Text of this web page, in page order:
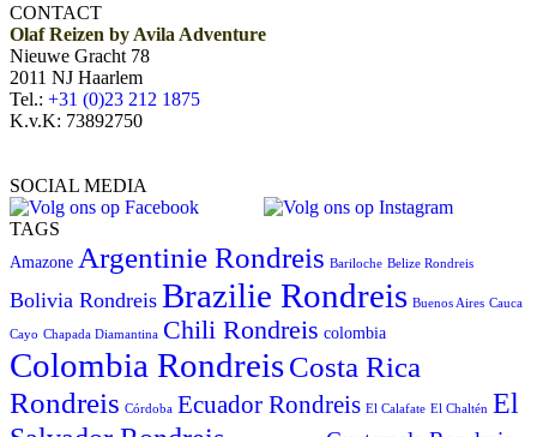
CONTACT
Olaf Reizen by Avila Adventure
Nieuwe Gracht 78
2011 NJ Haarlem
Tel.: +31 (0)23 212 1875
K.v.K: 73892750
SOCIAL MEDIA
TAGS
Amazone Argentinie Rondreis Bariloche Belize Rondreis
Bolivia Rondreis Brazilie Rondreis Buenos Aires Cauca
Cayo Chapada Diamantina Chili Rondreis colombia
Colombia RondreisCosta Rica
Rondreis Córdoba Ecuador Rondreis El Calafate El Chaltén El